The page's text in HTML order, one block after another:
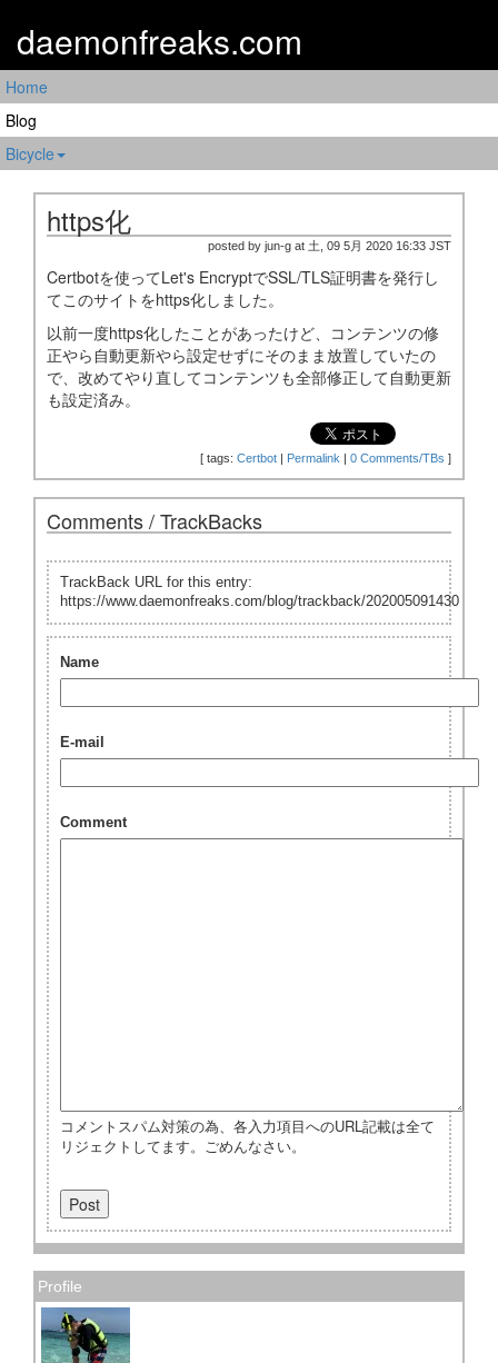
daemonfreaks.com
Home
Blog
Bicycle
https化
posted by jun-g at 土, 09 5月 2020 16:33 JST
Certbotを使ってLet's EncryptでSSL/TLS証明書を発行し
てこのサイトをhttps化しました。
以前一度https化したことがあったけど、コンテンツの修
正やら自動更新やら設定せずにそのまま放置していたの
で、改めてやり直してコンテンツも全部修正して自動更新
も設定済み。
[ tags: Certbot | Permalink | 0 Comments/TBs ]
Comments / TrackBacks
TrackBack URL for this entry:
https://www.daemonfreaks.com/blog/trackback/202005091430
Name
E-mail
Comment
コメントスパム対策の為、各入力項目へのURL記載は全て
リジェクトしてます。ごめんなさい。
Profile